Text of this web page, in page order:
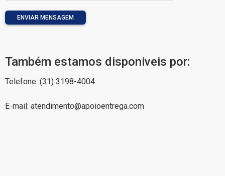
ENVIAR MENSAGEM
Também estamos disponiveis por:
Telefone: (31) 3198-4004
E-mail: atendimento@apoioentrega.com